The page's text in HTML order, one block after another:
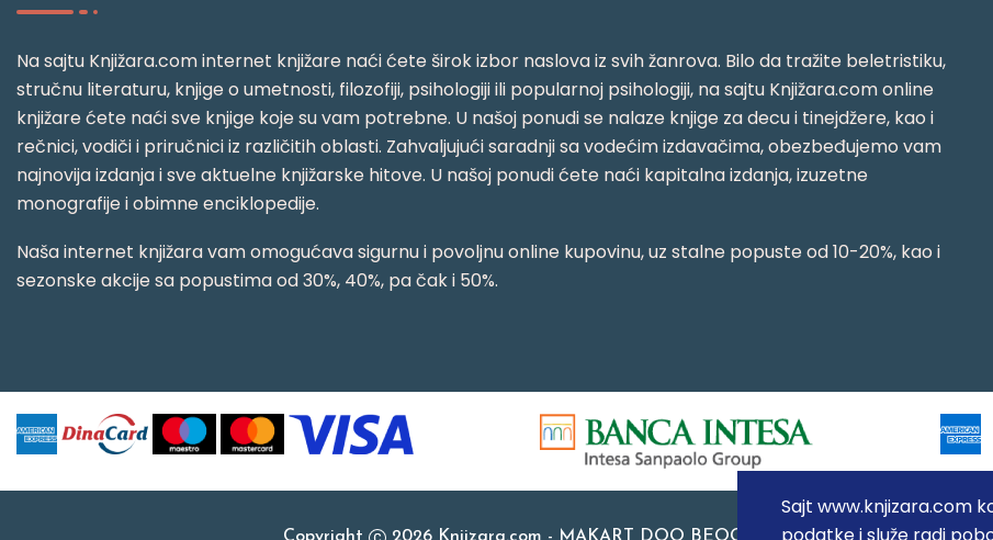
Sajt www.knjizara.com
Na sajtu Knjižara.com internet knjižare naći ćete širok izbor naslova iz svih žanrova. Bilo da tražite beletristiku,
stručnu literaturu, knjige o umetnosti, filozofiji, psihologiji ili popularnoj psihologiji, na sajtu Knjižara.com online
knjižare ćete naći sve knjige koje su vam potrebne. U našoj ponudi se nalaze knjige za decu i tinejdžere, kao i
rečnici, vodiči i priručnici iz različitih oblasti. Zahvaljujući saradnji sa vodećim izdavačima, obezbeđujemo vam
najnovija izdanja i sve aktuelne knjižarske hitove. U našoj ponudi ćete naći kapitalna izdanja, izuzetne
monografije i obimne enciklopedije.
Naša internet knjižara vam omogućava sigurnu i povoljnu online kupovinu, uz stalne popuste od 10-20%, kao i
sezonske akcije sa popustima od 30%, 40%, pa čak i 50%.